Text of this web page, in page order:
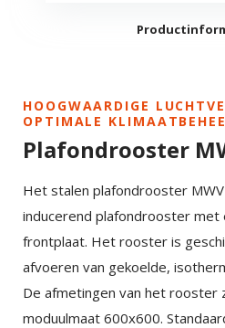
HOOGWAARDIGE
OPTIMALE
Plafondrooster
Het stalen plafondrooster
inducerend plafondrooster
frontplaat. Het rooster is
afvoeren van gekoelde,
De afmetingen van het rooster
moduulmaat 600x600.